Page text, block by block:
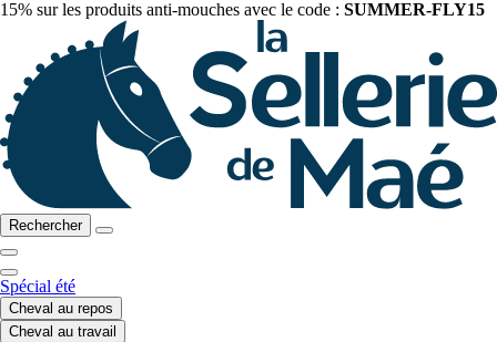
15% sur les produits anti-mouches avec le code : SUMMER-FLY15
Rechercher
Spécial été
Cheval au repos
Cheval au travail